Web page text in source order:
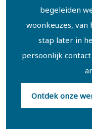
begeleiden
woonkeuzes,
stap later in
persoonlijk
Ontdek onze